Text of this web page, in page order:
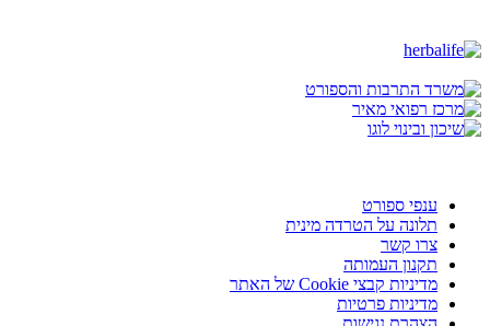
ענפי ספורט
תלונה על הטרדה מינית
צרו קשר
תקנון העמותה
מדיניות קבצי Cookie של האתר
מדיניות פרטיות